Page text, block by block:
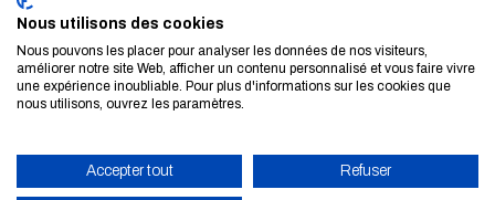
►
découvrez nos masters
Pour les M1, candidatures par la plateforme nationale
Plateforme d'information et de candidature
Nous utilisons des cookies
Nous pouvons les placer pour analyser les données de nos visiteurs,
améliorer notre site Web, afficher un contenu personnalisé et vous faire vivre
une expérience inoubliable. Pour plus d'informations sur les cookies que
nous utilisons, ouvrez les paramètres.
Accepter tout Refuser